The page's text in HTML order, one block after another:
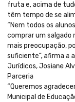
fruta e, acima de
têm tempo de se
“Nem todos os
comprar um salgado
mais preocupação,
suficiente”, afirma a
Jurídicos, Josiane
Parceria
“Queremos
Municipal de